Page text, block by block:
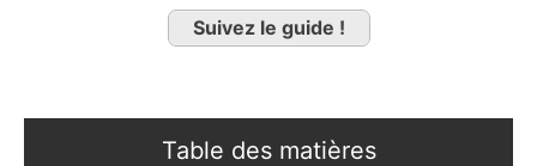
Suivez le guide !
Table des matières